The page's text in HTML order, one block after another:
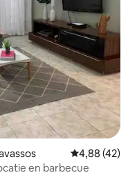
Gemiddelde
4,88 (42)
en barbecue